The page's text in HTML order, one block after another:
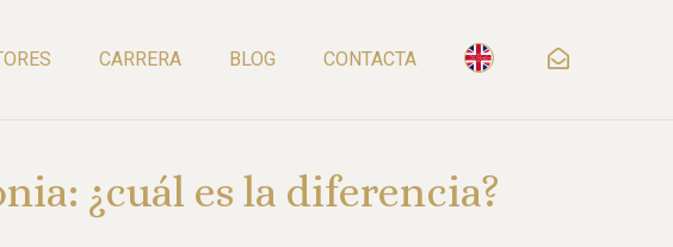
CARRERA BLOG CONTACTA
¿cuál es la diferencia?